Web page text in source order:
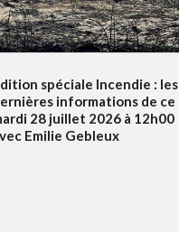
spéciale Incendie : les
informations de ce
28 juillet 2026 à 12h00
Emilie Gebleux